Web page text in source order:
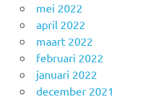
mei 2022
april 2022
maart 2022
februari 2022
januari 2022
december 2021